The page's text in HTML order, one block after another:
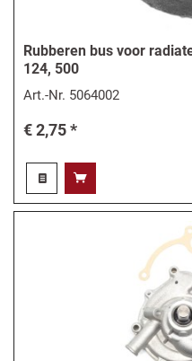
Rubberen bus voor
124, 500
Art.-Nr. 5064002
€ 2,75 *